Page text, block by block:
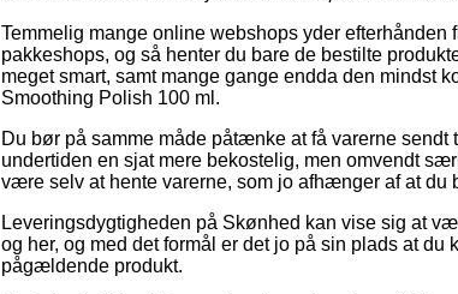
Temmelig mange online webshops yder
pakkeshops, og så henter du bare de bestilte
meget smart, samt mange gange endda den mindst
Smoothing Polish 100 ml.
Du bør på samme måde påtænke at få varerne
undertiden en sjat mere bekostelig, men omvendt
være selv at hente varerne, som jo afhænger af at
Leveringsdygtigheden på Skønhed kan vise sig at
og her, og med det formål er det jo på sin plads at
pågældende produkt.